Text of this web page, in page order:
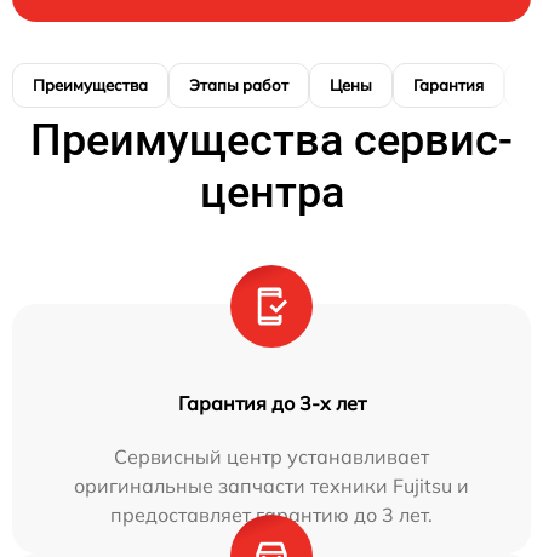
Преимущества Этапы работ Цены Гарантия
Преимущества сервис-
центра
Гарантия до 3-х лет
Сервисный центр устанавливает
оригинальные запчасти техники Fujitsu и
предоставляет гарантию до 3 лет.